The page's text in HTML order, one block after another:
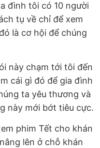
đình tôi có 10 người
tụ về chỉ để xem
là cơ hội để chúng
này chạm tới tôi đến
cái gì đó để gia đình
ta yêu thương và
này mới bớt tiêu cực.
phim Tết cho khán
lên ở chỗ khán